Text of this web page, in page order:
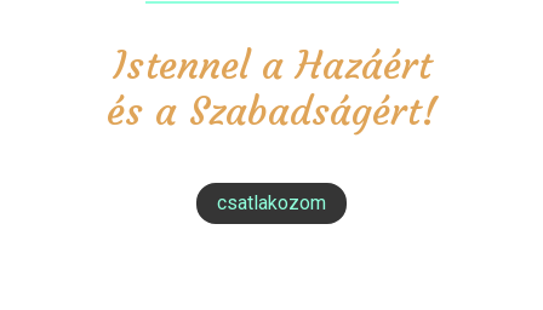
Istennel a Hazáért
és a Szabadságért!
csatlakozom